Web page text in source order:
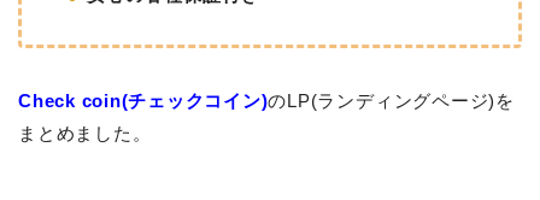
Check coin(チェックコイン)のLP(ランディングページ)を
まとめました。